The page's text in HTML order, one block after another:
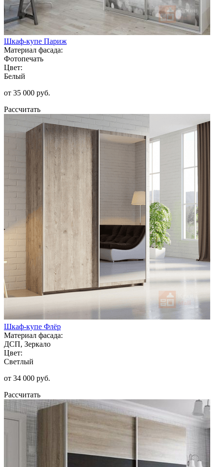
Шкаф-купе Париж
Материал фасада:
Фотопечать
Цвет:
Белый
от 35 000 руб.
Рассчитать
Шкаф-купе Флёр
Материал фасада:
ДСП, Зеркало
Цвет:
Светлый
от 34 000 руб.
Рассчитать